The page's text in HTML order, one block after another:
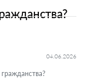
04.06.2026